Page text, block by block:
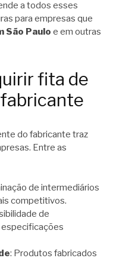
a todos esses
para empresas que
São Paulo e em outras
fita de
do fabricante traz
Entre as
de intermediários
competitivos.
de
: Produtos fabricados